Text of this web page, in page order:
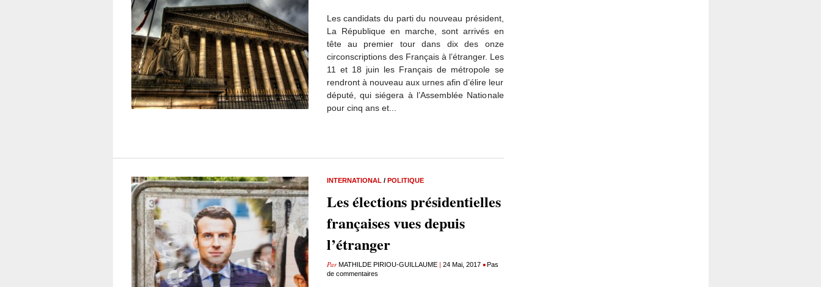
Les candidats du parti du nouveau président,
La République en marche, sont arrivés en
tête au premier tour dans dix des onze
circonscriptions des Français à l’étranger. Les
11 et 18 juin les Français de métropole se
rendront à nouveau aux urnes afin d’élire leur
député, qui siégera à l’Assemblée Nationale
pour cinq ans et...
INTERNATIONAL / POLITIQUE
Les élections présidentielles
françaises vues depuis
l’étranger
ParMATHILDE PIRIOU-GUILLAUME| 24 Mai, 2017 •Pas
de commentaires